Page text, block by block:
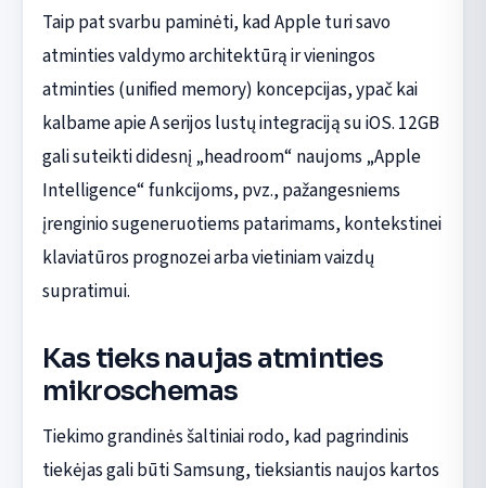
Taip pat svarbu paminėti, kad Apple turi savo
atminties valdymo architektūrą ir vieningos
atminties (unified memory) koncepcijas, ypač kai
kalbame apie A serijos lustų integraciją su iOS. 12GB
gali suteikti didesnį „headroom“ naujoms „Apple
Intelligence“ funkcijoms, pvz., pažangesniems
įrenginio sugeneruotiems patarimams, kontekstinei
klaviatūros prognozei arba vietiniam vaizdų
supratimui.
Kas tieks naujas atminties
mikroschemas
Tiekimo grandinės šaltiniai rodo, kad pagrindinis
tiekėjas gali būti Samsung, tieksiantis naujos kartos